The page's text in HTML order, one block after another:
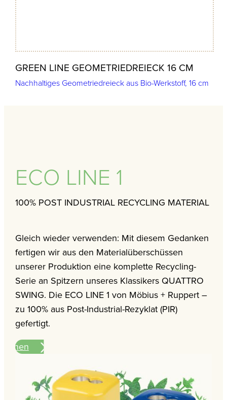
GREEN LINE GEOMETRIEDREIECK 16 CM
Nachhaltiges Geometriedreieck aus Bio-Werkstoff, 16 cm
ECO LINE 1
100% POST INDUSTRIAL RECYCLING MATERIAL
Gleich wieder verwenden: Mit diesem Gedanken
fertigen wir aus den Materialüberschüssen
unserer Produktion eine komplette Recycling-
Serie an Spitzern unseres Klassikers QUATTRO
SWING. Die ECO LINE 1 von Möbius + Ruppert –
zu 100% aus Post-Industrial-Rezyklat (PIR)
gefertigt.